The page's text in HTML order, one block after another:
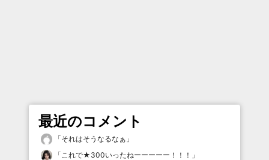
最近のコメント
「それはそうなるなぁ 」
「これで★300いったねーーーーー！！！ 」